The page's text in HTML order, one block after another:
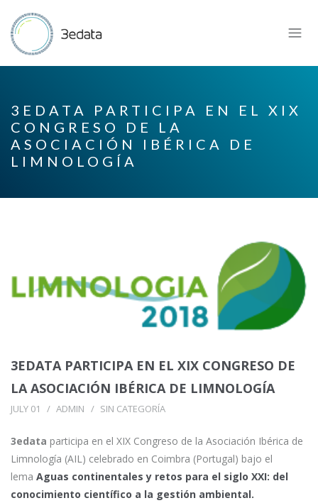
3EDATA PARTICIPA EN EL XIX
CONGRESO DE LA
ASOCIACIÓN IBÉRICA DE
LIMNOLOGÍA
3EDATA PARTICIPA EN EL XIX CONGRESO DE
LA ASOCIACIÓN IBÉRICA DE LIMNOLOGÍA
JULY 01 ADMIN SIN CATEGORÍA
3edata participa en el XIX Congreso de la Asociación Ibérica de
Limnología (AIL) celebrado en Coimbra (Portugal) bajo el
lema Aguas continentales y retos para el siglo XXI: del
conocimiento científico a la gestión ambiental.